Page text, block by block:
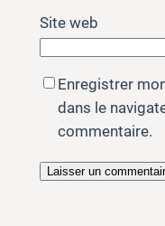
Site web
Enregistrer
dans le
commentaire.